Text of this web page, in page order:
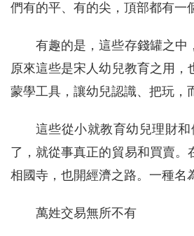
們有的平、有的尖，頂部都有一
有趣的是，這些存錢罐之中
原來這些是宋人幼兒教育之用
蒙學工具，讓幼兒認識、把玩，
這些從小就教育幼兒理財
了，就從事真正的貿易和買賣
相國寺，也開經濟之路。一種名
萬姓交易無所不有